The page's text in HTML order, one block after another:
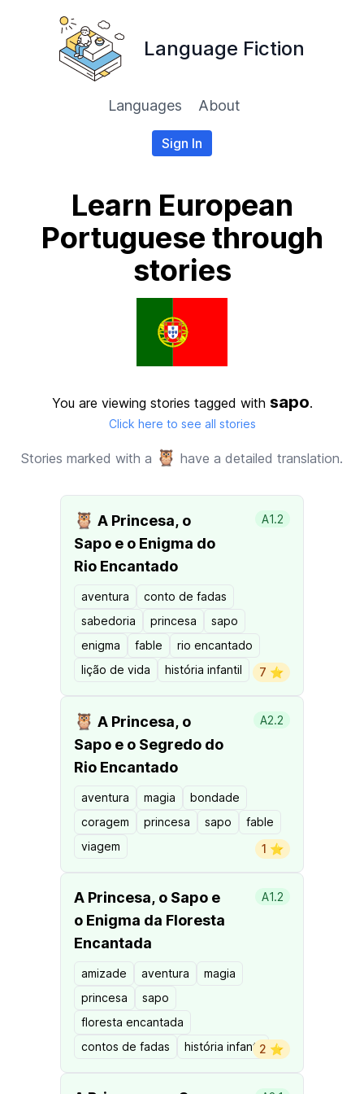
Language Fiction
Languages About
Sign In
Learn European
Portuguese through
stories
You are viewing stories tagged with sapo.
Click here to see all stories
Stories marked with a 🦉 have a detailed translation.
🦉 A Princesa, o
Sapo e o Enigma do
Rio Encantado
A1.2
aventura
conto de fadas
sabedoria
princesa
sapo
enigma
fable
rio encantado
lição de vida
história infantil 7 ⭐️
🦉 A Princesa, o
Sapo e o Segredo do
Rio Encantado
A2.2
aventura magia
bondade
coragem
princesa sapo
fable
viagem
1 ⭐️
A Princesa, o Sapo e
o Enigma da Floresta
Encantada
A1.2
amizade aventura
magia
princesa
sapo
floresta encantada
contos de fadas
história infantil2 ⭐️